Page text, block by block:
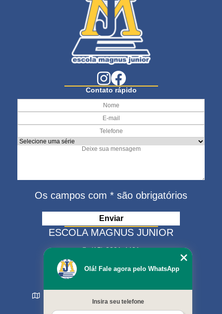
Contato rápido
Os campos com * são obrigatórios
ESCOLA MAGNUS JUNIOR
(15) 3321-4401
(15) 99630-9333
matriculas@escolamagnus.com.br
Sorocaba - SP - CEP: 18044-130
MENU
Olá! Fale agora pelo WhatsApp
Insira seu telefone